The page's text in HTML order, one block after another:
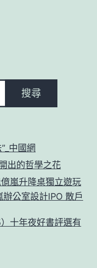
搜尋
中國網
出的哲學之花
嵐升降桌獨立遊玩
公室設計IPO 散戶
十年夜好書評選有